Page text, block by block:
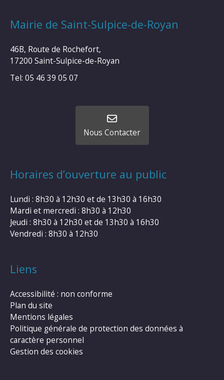
Mairie de Saint-Sulpice-de-Royan
46B, Route de Rochefort,
17200 Saint-Sulpice-de-Royan
Tel: 05 46 39 05 07
Nous Contacter
Horaires d’ouverture au public
Lundi : 8h30 à 12h30 et de 13h30 à 16h30
Mardi et mercredi : 8h30 à 12h30
Jeudi : 8h30 à 12h30 et de 13h30 à 16h30
Vendredi : 8h30 à 12h30
Liens
Accessibilité : non conforme
Plan du site
Mentions légales
Politique générale de protection des données à
caractère personnel
Gestion des cookies